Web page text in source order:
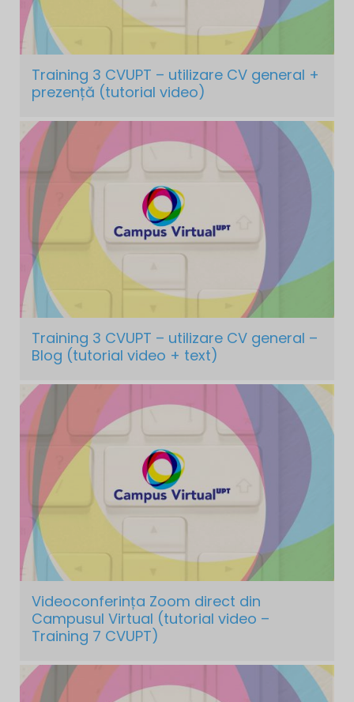
Training 3 CVUPT – utilizare CV general +
prezență (tutorial video)
Training 3 CVUPT – utilizare CV general –
Blog (tutorial video + text)
Videoconferința Zoom direct din
Campusul Virtual (tutorial video –
Training 7 CVUPT)